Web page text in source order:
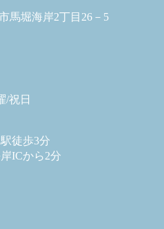
馬堀海岸2丁目26－5
/祝日
徒歩3分
ICから2分